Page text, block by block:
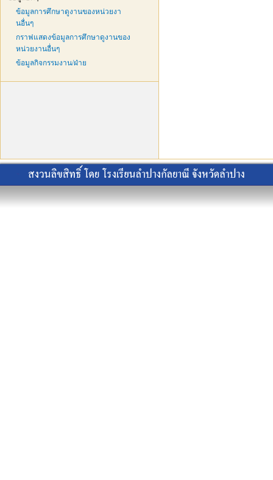
ข้อมูลการศึกษาดูงานของหน่วยงา
นอื่นๆ
กราฟแสดงข้อมูลการศึกษาดูงานของ
หน่วยงานอื่นๆ
ข้อมูลกิจกรรมงาน/ฝ่าย